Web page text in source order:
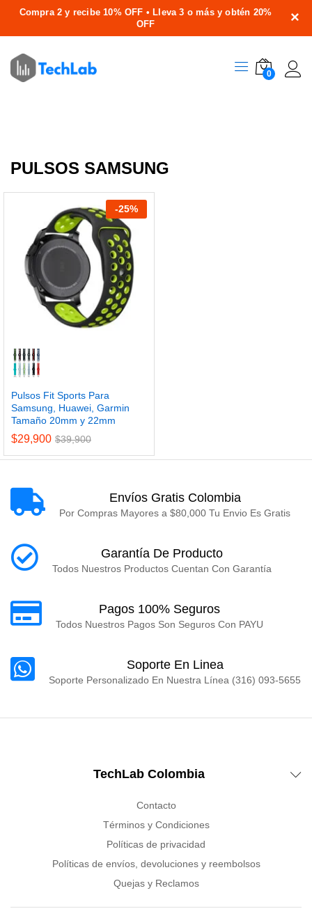
Compra 2 y recibe 10% OFF • Lleva 3 o más y obtén 20%
OFF
×
0
PULSOS SAMSUNG
-25%
Pulsos Fit Sports Para
Samsung, Huawei, Garmin
Tamaño 20mm y 22mm
$29,900 $39,900
Envíos Gratis Colombia
Por Compras Mayores a $80,000 Tu Envio Es Gratis
Garantía De Producto
Todos Nuestros Productos Cuentan Con Garantía
Pagos 100% Seguros
Todos Nuestros Pagos Son Seguros Con PAYU
Soporte En Linea
Soporte Personalizado En Nuestra Línea (316) 093-5655
TechLab Colombia
Contacto
Términos y Condiciones
Políticas de privacidad
Políticas de envíos, devoluciones y reembolsos
Quejas y Reclamos